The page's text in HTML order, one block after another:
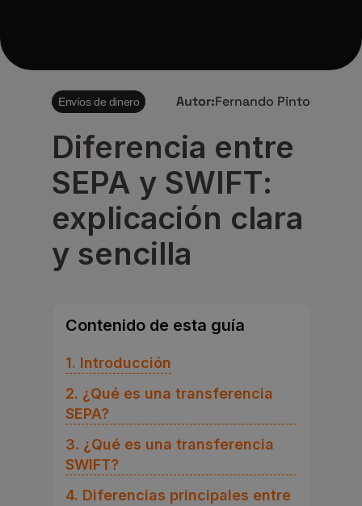
Envíos de dinero Autor:Fernando Pinto
Diferencia entre
SEPA y SWIFT:
explicación clara
y sencilla
Contenido de esta guía
1. Introducción
2. ¿Qué es una transferencia
SEPA?
3. ¿Qué es una transferencia
SWIFT?
4. Diferencias principales entre